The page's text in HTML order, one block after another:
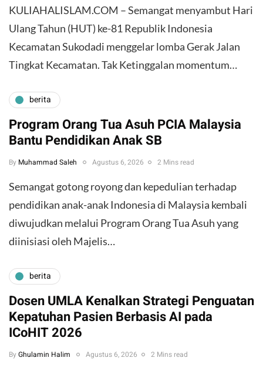
KULIAHALISLAM.COM – Semangat menyambut Hari
Ulang Tahun (HUT) ke-81 Republik Indonesia
Kecamatan Sukodadi menggelar lomba Gerak Jalan
Tingkat Kecamatan. Tak Ketinggalan momentum…
berita
Program Orang Tua Asuh PCIA Malaysia
Bantu Pendidikan Anak SB
By Muhammad Saleh Agustus 6, 2026 2 Mins read
​Semangat gotong royong dan kepedulian terhadap
pendidikan anak-anak Indonesia di Malaysia kembali
diwujudkan melalui Program Orang Tua Asuh yang
diinisiasi oleh Majelis…
berita
Dosen UMLA Kenalkan Strategi Penguatan
Kepatuhan Pasien Berbasis AI pada
ICoHIT 2026
By Ghulamin Halim Agustus 6, 2026 2 Mins read